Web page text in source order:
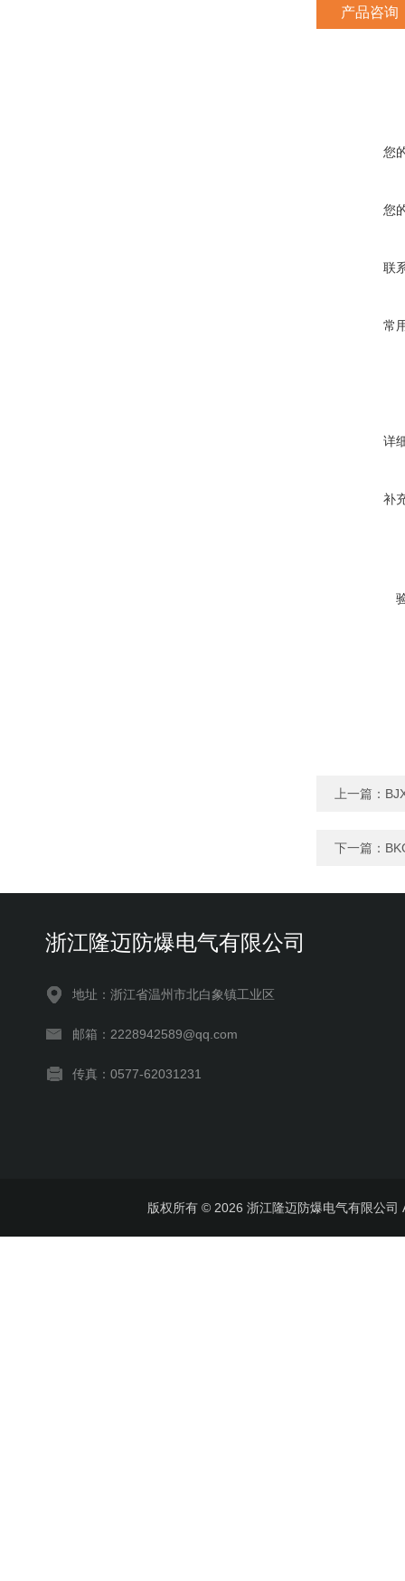
产品咨询
您
您
联
常
详
补
上一篇：
下一篇：
浙江隆迈防爆电气有限公司
地址：浙江省温州市北白象镇工业区
邮箱：2228942589@qq.com
传真：0577-62031231
版权所有 © 2026 浙江隆迈防爆电气有限